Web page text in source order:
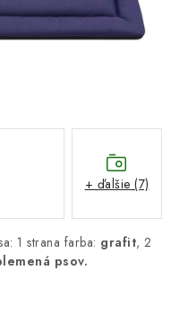
na Facebooku
1 strana farba: grafit, 2
psov.
+ ďalšie (7)